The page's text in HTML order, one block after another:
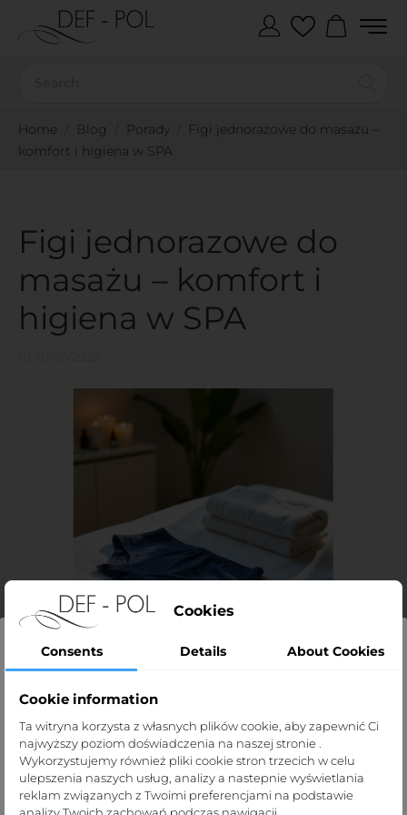
Home Blog Porady
Figi jednorazowe do masażu –
komfort i higiena w SPA
Figi jednorazowe do
masażu – komfort i
higiena w SPA
Strona dla profesjonalistów
Strona def-pol.pl przeznaczona jest dla
profesjonalistów medycznych.
Klikając „Tak, potwierdzam” oświadczasz, że jesteś taką
Cookies
Consents Details About Cookies
Cookie information
Ta witryna korzysta z własnych plików cookie, aby zapewnić Ci
najwyższy poziom doświadczenia na naszej stronie .
Wykorzystujemy również pliki cookie stron trzecich w celu
ulepszenia naszych usług, analizy a nastepnie wyświetlania
reklam związanych z Twoimi preferencjami na podstawie
analizy Twoich zachowań podczas nawigacji.